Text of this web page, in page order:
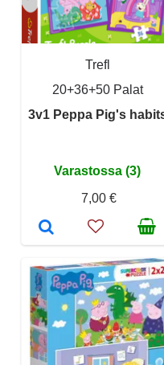
Trefl
20+36+50 Palat
3v1 Peppa Pig's
Varastossa (3)
7,00 €